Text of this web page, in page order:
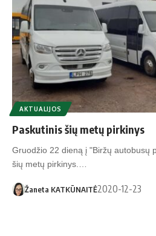
AKTUALIJOS
Paskutinis šių metų pirkinys
Gruodžio 22 dieną į "Biržų autobusų
šių metų pirkinys.…
Žaneta KATKŪNAITĖ2020-12-23